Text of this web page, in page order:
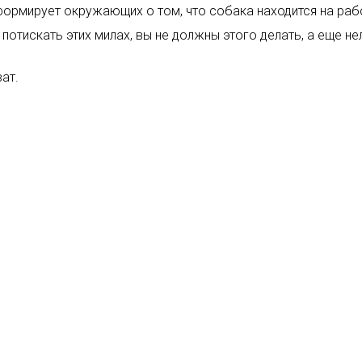
окружающих о том, что собака находится на
этих милах, вы не должны этого делать, а еще